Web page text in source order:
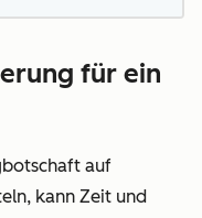
für ein
auf
kann Zeit und